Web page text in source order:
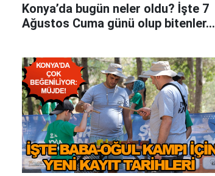
Konya’da bugün neler oldu? İşte 7
Ağustos Cuma günü olup bitenler…